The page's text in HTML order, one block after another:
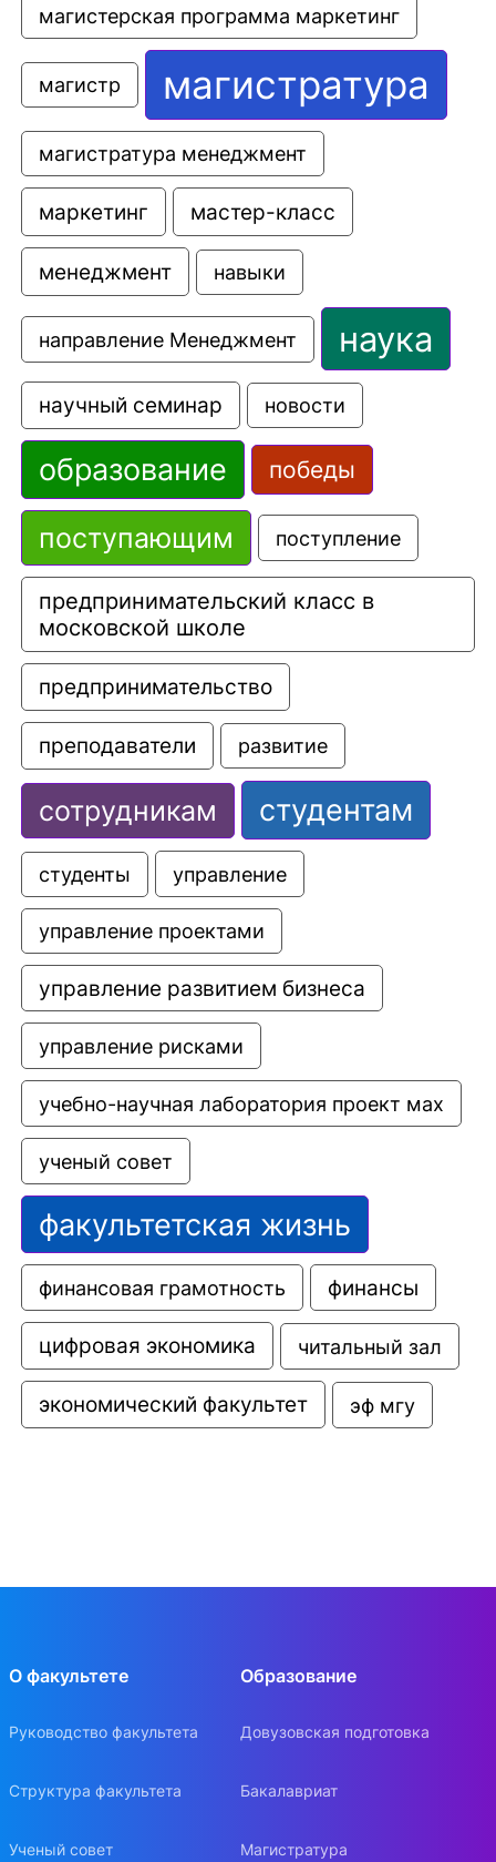
магистерская программа маркетинг
магистр магистратура
магистратура менеджмент
маркетинг мастер-класс
менеджмент навыки
направление Менеджмент наука
научный семинар новости
образование победы
поступающим поступление
предпринимательский класс в
московской школе
предпринимательство
преподаватели развитие
сотрудникам студентам
студенты управление
управление проектами
управление развитием бизнеса
управление рисками
учебно-научная лаборатория проект мах
ученый совет
факультетская жизнь
финансовая грамотность финансы
цифровая экономика читальный зал
экономический факультет эф мгу
О факультете
Руководство факультета
Структура факультета
Ученый совет
Образование
Довузовская подготовка
Бакалавриат
Магистратура